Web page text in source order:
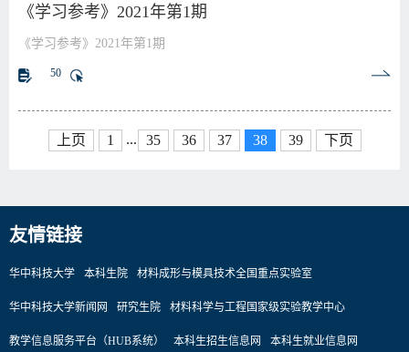
《学习参考》2021年第1期
《学习参考》2021年第1期
50
上页 1 ... 35 36 37 38 39 下页
友情链接
华中科技大学 本科生院 材料成形与模具技术全国重点实验室
华中科技大学新闻网 研究生院 材料科学与工程国家级实验教学中心
教学信息服务平台（HUB系统） 本科生招生信息网 本科生就业信息网